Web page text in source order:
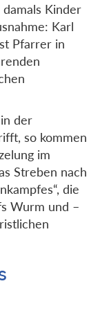
Kinder
Karl
Pfarrer in
der
so kommen
im
Streben nach
die
Wurm und –